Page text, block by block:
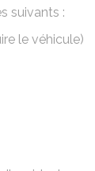
suivants :
le véhicule)